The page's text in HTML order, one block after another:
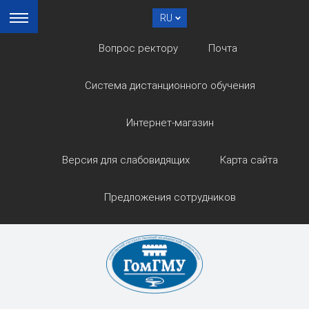
RU
Вопрос ректору Почта
Система дистанционного обучения
Интернет-магазин
Версия для слабовидящих Карта сайта
Предложения сотрудников